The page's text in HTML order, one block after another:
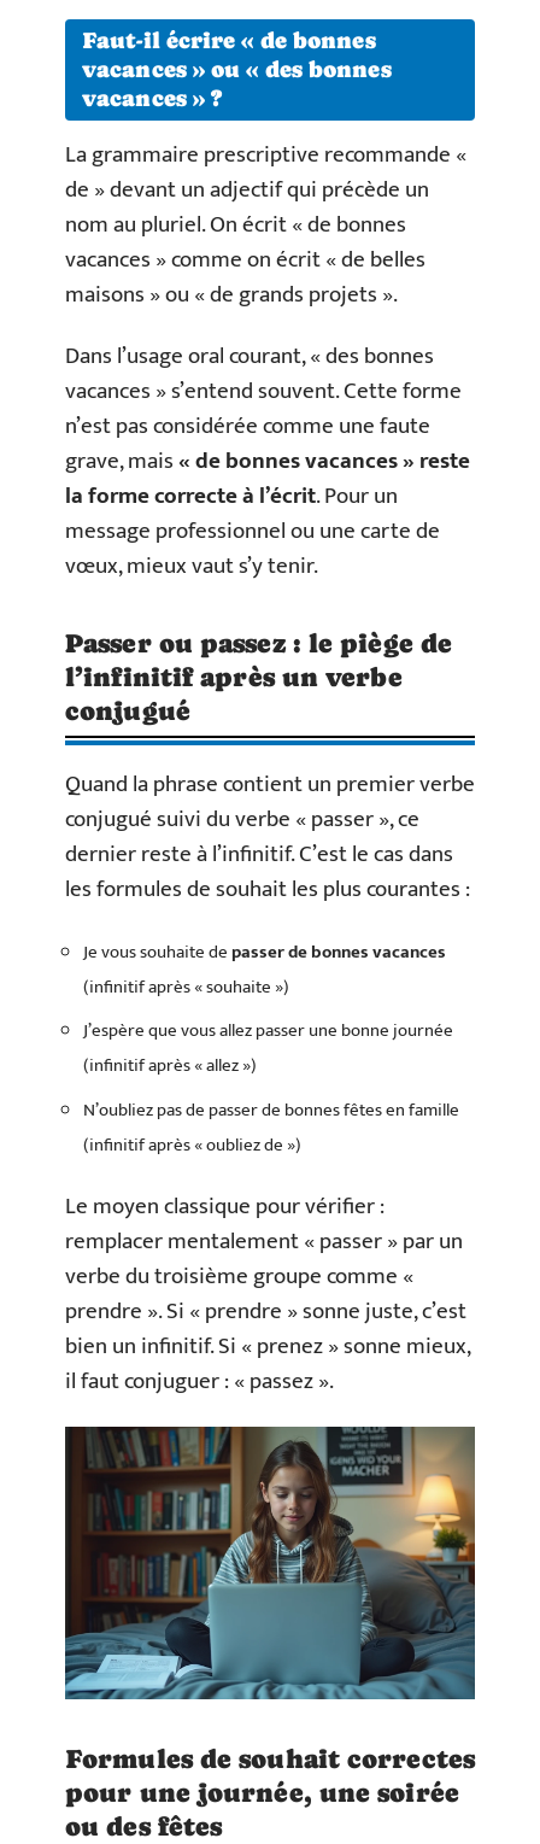
Faut-il écrire « de bonnes
vacances » ou « des bonnes
vacances » ?
La grammaire prescriptive recommande «
de » devant un adjectif qui précède un
nom au pluriel. On écrit « de bonnes
vacances » comme on écrit « de belles
maisons » ou « de grands projets ».
Dans l’usage oral courant, « des bonnes
vacances » s’entend souvent. Cette forme
n’est pas considérée comme une faute
grave, mais« de bonnes vacances » reste
la forme correcte à l’écrit. Pour un
message professionnel ou une carte de
vœux, mieux vaut s’y tenir.
Passer ou passez : le piège de
l’infinitif après un verbe
conjugué
Quand la phrase contient un premier verbe
conjugué suivi du verbe « passer », ce
dernier reste à l’infinitif. C’est le cas dans
les formules de souhait les plus courantes :
Je vous souhaite depasser de bonnes vacances
(infinitif après « souhaite »)
J’espère que vous allez passer une bonne journée
(infinitif après « allez »)
N’oubliez pas de passer de bonnes fêtes en famille
(infinitif après « oubliez de »)
Le moyen classique pour vérifier :
remplacer mentalement « passer » par un
verbe du troisième groupe comme «
prendre ». Si « prendre » sonne juste, c’est
bien un infinitif. Si « prenez » sonne mieux,
il faut conjuguer : « passez ».
Formules de souhait correctes
pour une journée, une soirée
ou des fêtes